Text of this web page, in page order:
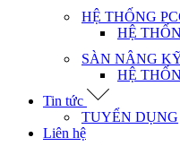
HỆ THỐNG
HỆ
SÀN NÂNG
HỆ
Tin tức
TUYỂN DỤNG
Liên hệ